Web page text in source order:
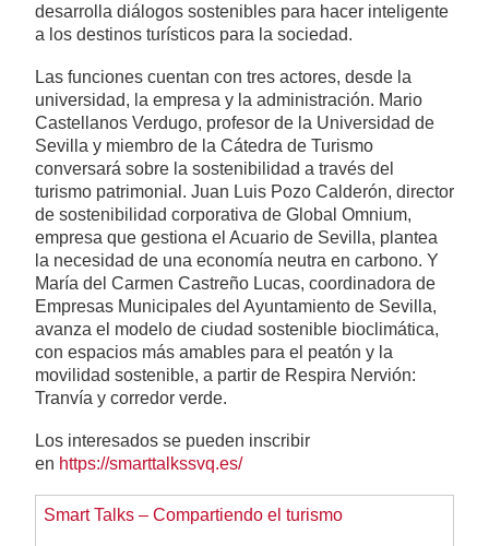
desarrolla diálogos sostenibles para hacer inteligente
a los destinos turísticos para la sociedad.
Las funciones cuentan con tres actores, desde la
universidad, la empresa y la administración. Mario
Castellanos Verdugo, profesor de la Universidad de
Sevilla y miembro de la Cátedra de Turismo
conversará sobre la sostenibilidad a través del
turismo patrimonial. Juan Luis Pozo Calderón, director
de sostenibilidad corporativa de Global Omnium,
empresa que gestiona el Acuario de Sevilla, plantea
la necesidad de una economía neutra en carbono. Y
María del Carmen Castreño Lucas, coordinadora de
Empresas Municipales del Ayuntamiento de Sevilla,
avanza el modelo de ciudad sostenible bioclimática,
con espacios más amables para el peatón y la
movilidad sostenible, a partir de Respira Nervión:
Tranvía y corredor verde.
Los interesados se pueden inscribir
en https://smarttalkssvq.es/
Smart Talks – Compartiendo el turismo